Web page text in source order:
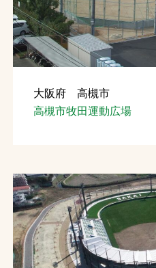
大阪府 高槻市
高槻市牧田運動広場